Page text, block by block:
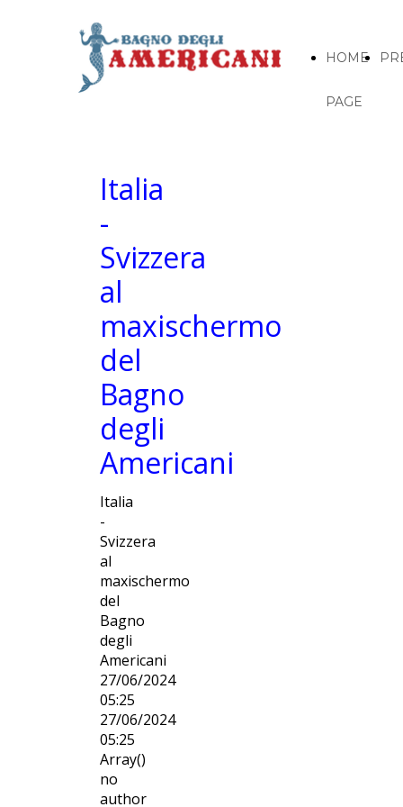
HOME
PAGE
Italia
-
Svizzera
al
maxischermo
del
Bagno
degli
Americani
Italia
-
Svizzera
al
maxischermo
del
Bagno
degli
Americani
27/06/2024
05:25
27/06/2024
05:25
Array()
no
author